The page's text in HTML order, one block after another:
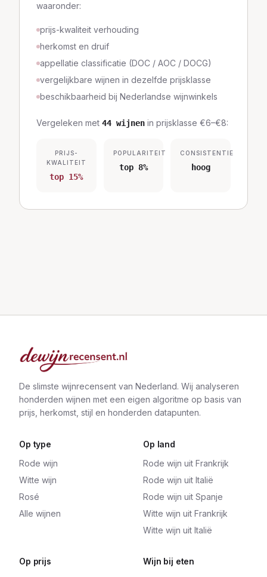
waaronder:
prijs-kwaliteit verhouding
herkomst en druif
appellatie classificatie (DOC / AOC / DOCG)
vergelijkbare wijnen in dezelfde prijsklasse
beschikbaarheid bij Nederlandse wijnwinkels
Vergeleken met 44 wijnen in prijsklasse €6–€8:
PRIJS-
KWALITEIT
top 15%
POPULARITEIT
top 8%
CONSISTENTIE
hoog
De slimste wijnrecensent van Nederland. Wij analyseren
honderden wijnen met een eigen algoritme op basis van
prijs, herkomst, stijl en honderden datapunten.
Op type
Rode wijn
Witte wijn
Rosé
Alle wijnen
Op land
Rode wijn uit Frankrijk
Rode wijn uit Italië
Rode wijn uit Spanje
Witte wijn uit Frankrijk
Witte wijn uit Italië
Op prijs
Wijn bij eten